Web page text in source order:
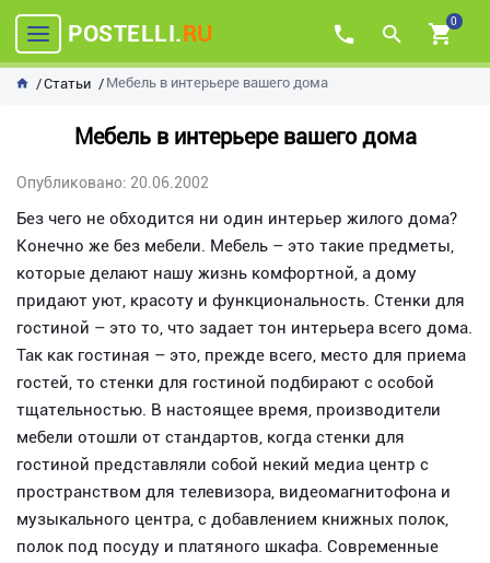
POSTELLI.RU 0
Статьи Мебель в интерьере вашего дома
Мебель в интерьере вашего дома
Опубликовано: 20.06.2002
Без чего не обходится ни один интерьер жилого дома?
Конечно же без мебели. Мебель – это такие предметы,
которые делают нашу жизнь комфортной, а дому
придают уют, красоту и функциональность. Стенки для
гостиной – это то, что задает тон интерьера всего дома.
Так как гостиная – это, прежде всего, место для приема
гостей, то стенки для гостиной подбирают с особой
тщательностью. В настоящее время, производители
мебели отошли от стандартов, когда стенки для
гостиной представляли собой некий медиа центр с
пространством для телевизора, видеомагнитофона и
музыкального центра, с добавлением книжных полок,
полок под посуду и платяного шкафа. Современные